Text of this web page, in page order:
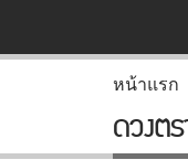
หน้าแรก
ดวงต